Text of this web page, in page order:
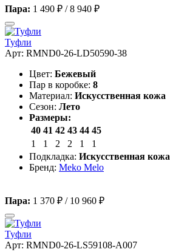
Пара: 1 490 ₽ /8 940 ₽
Туфли
Арт: RMND0-26-LD50590-38
Цвет: Бежевый
Пар в коробке: 8
Материал: Искусственная кожа
Сезон: Лето
Размеры:
40 41 42 43 44 45
1
1 2 2 1
1
Подкладка: Искусственная кожа
Бренд: Meko Melo
Пара: 1 370 ₽ / 10 960 ₽
Туфли
Арт: RMND0-26-LS59108-A007